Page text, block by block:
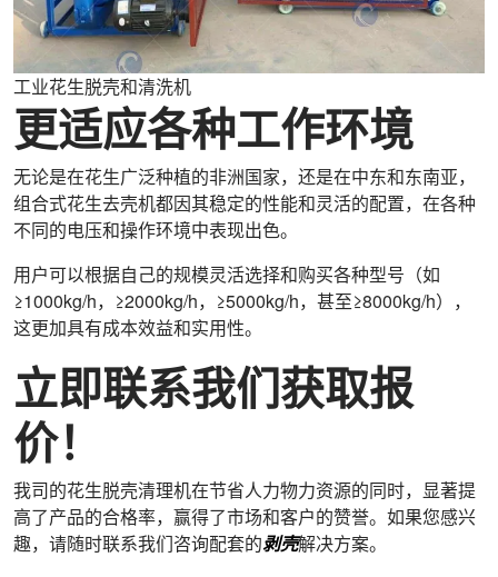
工业花生脱壳和清洗机
更适应各种工作环境
无论是在花生广泛种植的非洲国家，还是在中东和东南亚，
组合式花生去壳机都因其稳定的性能和灵活的配置，在各种
不同的电压和操作环境中表现出色。
用户可以根据自己的规模灵活选择和购买各种型号（如
≥1000kg/h，≥2000kg/h，≥5000kg/h，甚至≥8000kg/h），
这更加具有成本效益和实用性。
立即联系我们获取报
价！
我司的花生脱壳清理机在节省人力物力资源的同时，显著提
高了产品的合格率，赢得了市场和客户的赞誉。如果您感兴
趣，请随时联系我们咨询配套的剥壳解决方案。